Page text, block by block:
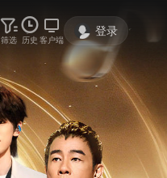
筛选 历史 客户端
登录